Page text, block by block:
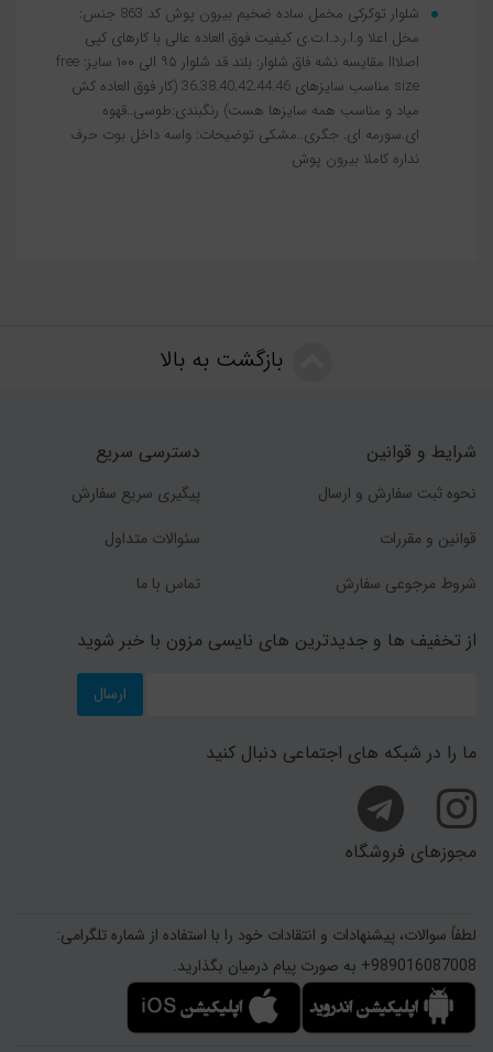
شلوار توکرکی مخمل ساده ضخیم بیرون پوش کد 863 جنس:
مخل اعلا و.ا.ر.د.ا.ت.ی کیفیت فوق العاده عالی با کارهای کپی
اصلااا مقایسه نشه فاق شلوار: بلند قد شلوار ۹۵ الی ۱۰۰ سایز: free
size مناسب سایزهای 36.38.40.42.44.46 (کار فوق العاده کش
میاد و مناسب همه سایزها هست) رنگبندی:طوسی..قهوه
ای.سورمه ای. جگری..مشکی توضیحات: واسه داخل بوت حرف
نداره کاملا بیرون پوش
بازگشت به بالا
شرایط و قوانین
نحوه ثبت سفارش و ارسال
قوانین و مقررات
شروط مرجوعی سفارش
دسترسی سریع
پیگیری سریع سفارش
سئوالات متداول
تماس با ما
از تخفیف ها و جدیدترین های نایسی مزون با خبر شوید
ارسال
ما را در شبکه های اجتماعی دنبال کنید
مجوزهای فروشگاه
لطفاً سوالات، پیشنهادات و انتقادات خود را با استفاده از شماره تلگرامی:
989016087008+ به صورت پیام درمیان بگذارید.